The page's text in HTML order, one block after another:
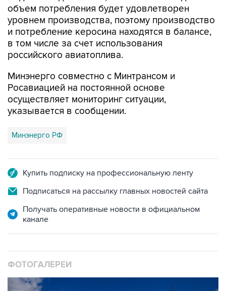
объем потребления будет удовлетворен
уровнем производства, поэтому производство
и потребление керосина находятся в балансе,
в том числе за счет использования
российского авиатоплива.
Минэнерго совместно с Минтрансом и
Росавиацией на постоянной основе
осуществляет мониторинг ситуации,
указывается в сообщении.
Минэнерго РФ
Купить подписку на профессиональную ленту
Подписаться на рассылку главных новостей сайта
Получать оперативные новости в официальном
канале
ФОТОГАЛЕРЕИ